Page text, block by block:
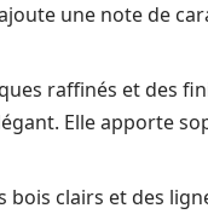
une note de
raffinés et des
Elle apporte
bois clairs et des